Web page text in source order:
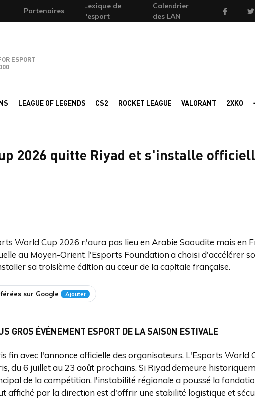
Partenaires
Lexique de
l'esport
Calendrier
des LAN
Facebook
ESPORT
LEAGUE OF LEGENDS CS2 ROCKET LEAGUE VALORANT 2XKO
2026 quitte Riyad et s'installe
World Cup 2026 n'aura pas lieu en Arabie Saoudite mais en
au Moyen-Orient, l'Esports Foundation a choisi d'accélérer
sa troisième édition au cœur de la capitale française.
sur Google Ajouter
GROS ÉVÉNEMENT ESPORT DE LA SAISON ESTIVALE
fin avec l'annonce officielle des organisateurs. L'Esports World
du 6 juillet au 23 août prochains. Si Riyad demeure
de la compétition, l'instabilité régionale a poussé la
affiché par la direction est d'offrir une stabilité logistique et